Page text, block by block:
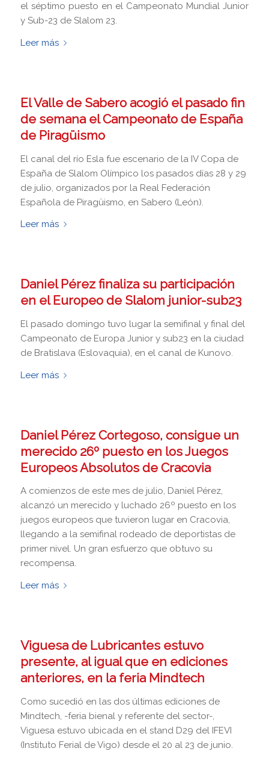
el séptimo puesto en el Campeonato Mundial Junior
y Sub-23 de Slalom 23.
Leer más
El Valle de Sabero acogió el pasado fin
de semana el Campeonato de España
de Piragüismo
El canal del río Esla fue escenario de la IV Copa de
España de Slalom Olímpico los pasados días 28 y 29
de julio, organizados por la Real Federación
Española de Piragüismo, en Sabero (León).
Leer más
Daniel Pérez finaliza su participación
en el Europeo de Slalom junior-sub23
El pasado domingo tuvo lugar la semifinal y final del
Campeonato de Europa Junior y sub23 en la ciudad
de Bratislava (Eslovaquia), en el canal de Kunovo.
Leer más
Daniel Pérez Cortegoso, consigue un
merecido 26º puesto en los Juegos
Europeos Absolutos de Cracovia
A comienzos de este mes de julio, Daniel Pérez,
alcanzó un merecido y luchado 26º puesto en los
juegos europeos que tuvieron lugar en Cracovia,
llegando a la semifinal rodeado de deportistas de
primer nivel. Un gran esfuerzo que obtuvo su
recompensa.
Leer más
Viguesa de Lubricantes estuvo
presente, al igual que en ediciones
anteriores, en la feria Mindtech
Como sucedió en las dos últimas ediciones de
Mindtech, -feria bienal y referente del sector-,
Viguesa estuvo ubicada en el stand D29 del IFEVI
(Instituto Ferial de Vigo) desde el 20 al 23 de junio.